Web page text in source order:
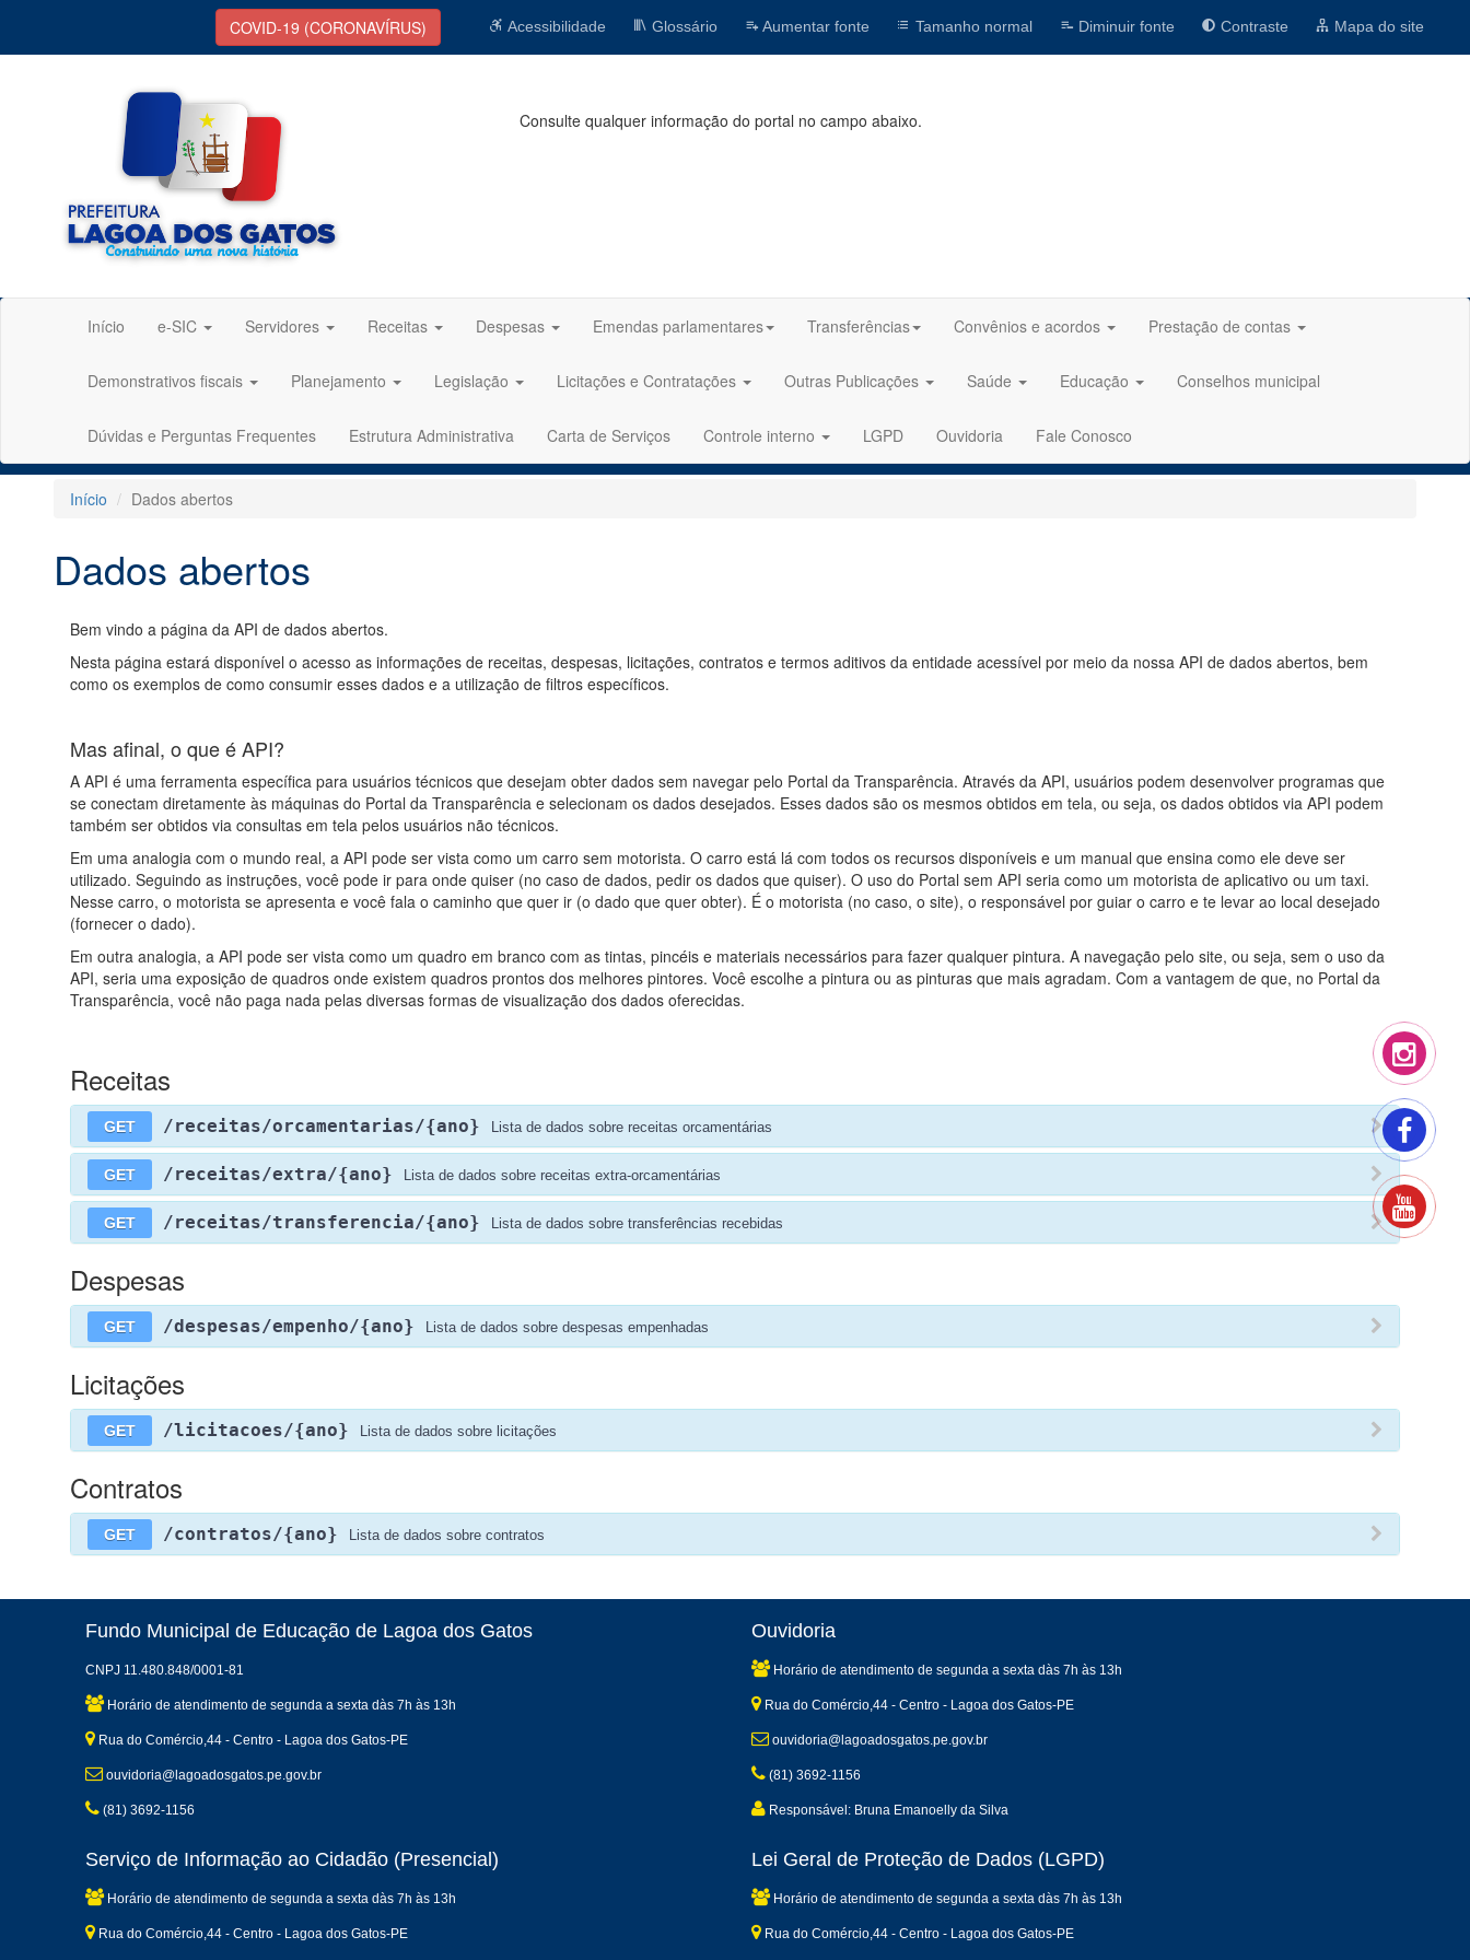
COVID-19 (CORONAVÍRUS) Acessibilidade Glossário Aumentar fonte Tamanho normal Diminuir fonte Contraste Mapa do site
Consulte qualquer informação do portal no campo abaixo.
Início e-SIC Servidores Receitas Despesas Emendas parlamentares Transferências Convênios e acordos Prestação de contas
Demonstrativos fiscais Planejamento Legislação Licitações e Contratações Outras Publicações Saúde Educação Conselhos municipal
Dúvidas e Perguntas Frequentes Estrutura Administrativa Carta de Serviços Controle interno LGPD Ouvidoria Fale Conosco
Início Dados abertos
Dados abertos
Bem vindo a página da API de dados abertos.
Nesta página estará disponível o acesso as informações de receitas, despesas, licitações, contratos e termos aditivos da entidade acessível por meio da nossa API de dados abertos, bem
como os exemplos de como consumir esses dados e a utilização de filtros específicos.
Mas afinal, o que é API?
A API é uma ferramenta específica para usuários técnicos que desejam obter dados sem navegar pelo Portal da Transparência. Através da API, usuários podem desenvolver programas que
se conectam diretamente às máquinas do Portal da Transparência e selecionam os dados desejados. Esses dados são os mesmos obtidos em tela, ou seja, os dados obtidos via API podem
também ser obtidos via consultas em tela pelos usuários não técnicos.
Em uma analogia com o mundo real, a API pode ser vista como um carro sem motorista. O carro está lá com todos os recursos disponíveis e um manual que ensina como ele deve ser
utilizado. Seguindo as instruções, você pode ir para onde quiser (no caso de dados, pedir os dados que quiser). O uso do Portal sem API seria como um motorista de aplicativo ou um taxi.
Nesse carro, o motorista se apresenta e você fala o caminho que quer ir (o dado que quer obter). É o motorista (no caso, o site), o responsável por guiar o carro e te levar ao local desejado
(fornecer o dado).
Em outra analogia, a API pode ser vista como um quadro em branco com as tintas, pincéis e materiais necessários para fazer qualquer pintura. A navegação pelo site, ou seja, sem o uso da
API, seria uma exposição de quadros onde existem quadros prontos dos melhores pintores. Você escolhe a pintura ou as pinturas que mais agradam. Com a vantagem de que, no Portal da
Transparência, você não paga nada pelas diversas formas de visualização dos dados oferecidas.
Receitas
GET /receitas/orcamentarias/{ano} Lista de dados sobre receitas orcamentárias
GET /receitas/extra/{ano} Lista de dados sobre receitas extra-orcamentárias
GET /receitas/transferencia/{ano} Lista de dados sobre transferências recebidas
Despesas
GET /despesas/empenho/{ano} Lista de dados sobre despesas empenhadas
Licitações
GET /licitacoes/{ano} Lista de dados sobre licitações
Contratos
GET /contratos/{ano} Lista de dados sobre contratos
Fundo Municipal de Educação de Lagoa dos Gatos
CNPJ 11.480.848/0001-81
Horário de atendimento de segunda a sexta dàs 7h às 13h
Rua do Comércio,44 - Centro - Lagoa dos Gatos-PE
ouvidoria@lagoadosgatos.pe.gov.br
(81) 3692-1156
Ouvidoria
Horário de atendimento de segunda a sexta dàs 7h às 13h
Rua do Comércio,44 - Centro - Lagoa dos Gatos-PE
ouvidoria@lagoadosgatos.pe.gov.br
(81) 3692-1156
Responsável: Bruna Emanoelly da Silva
Serviço de Informação ao Cidadão (Presencial)
Horário de atendimento de segunda a sexta dàs 7h às 13h
Rua do Comércio,44 - Centro - Lagoa dos Gatos-PE
Lei Geral de Proteção de Dados (LGPD)
Horário de atendimento de segunda a sexta dàs 7h às 13h
Rua do Comércio,44 - Centro - Lagoa dos Gatos-PE